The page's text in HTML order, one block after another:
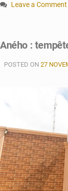
Leave a Comment
Faure
et
constitutionnel
Aného :
POSTED ON 27